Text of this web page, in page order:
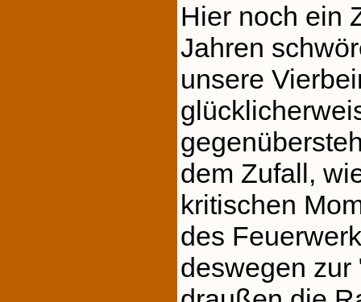
Hier noch ein
Jahren
unsere
dem Zufall,
kritischen
des
deswegen